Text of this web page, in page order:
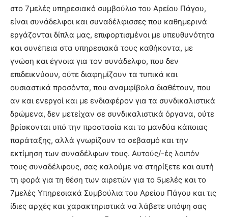
στο 7μελές υπηρεσιακό συμβούλιο του Αρείου Πάγου,
είναι συνάδελφοι και συναδέλφισσες που καθημερινά
εργάζονται δίπλα μας, επιφορτισμένοι με υπευθυνότητα
και συνέπεια στα υπηρεσιακά τους καθήκοντα, με
γνώση και έγνοια για τον συνάδελφο, που δεν
επιδεικνύουν, ούτε διαφημίζουν τα τυπικά και
ουσιαστικά προσόντα, που αναμφίβολα διαθέτουν, που
αν και ενεργοί και με ενδιαφέρον για τα συνδικαλιστικά
δρώμενα, δεν μετείχαν σε συνδικαλιστικά όργανα, ούτε
βρίσκονται υπό την προστασία και το μανδύα κάποιας
παράταξης, αλλά γνωρίζουν το σεβασμό και την
εκτίμηση των συναδέλφων τους. Αυτούς/-ές λοιπόν
τους συναδέλφους, σας καλούμε να στηρίξετε και αυτή
τη φορά για τη θέση των αιρετών για το 5μελές και το
7μελές Υπηρεσιακά Συμβούλια του Αρείου Πάγου και τις
ίδιες αρχές και χαρακτηριστικά να λάβετε υπόψη σας